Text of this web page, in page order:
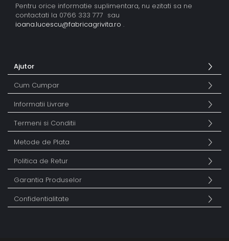
Pentru orice informatie suplimentara, nu ezitati sa ne
contactati la 0766 333 777 sau
ioana.lucescu@fabricagrivita.ro .
Ajutor
Cum Cumpar
Informatii Livrare
Termeni si Conditii
Metode de Plata
Politica de Retur
Garantia Produselor
Confidentialitate